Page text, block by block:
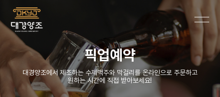
픽업예약
대경양조에서 제조하는 수제맥주와 막걸리를 온라인으로 주문하고
원하는 시간에 직접 받아보세요!